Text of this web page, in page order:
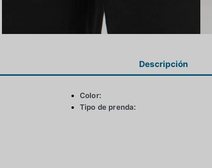
Descripción
Color
Tipo de prenda